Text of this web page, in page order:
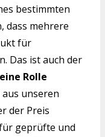
bestimmten
dass mehrere
für
Das ist auch der
Rolle
aus unseren
der Preis
geprüfte und